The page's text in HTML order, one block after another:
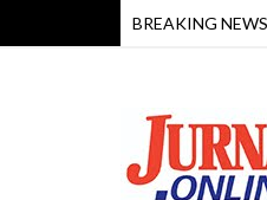
BREAKING NEWS
HUT ke-24 Barito Timur, Gubernur